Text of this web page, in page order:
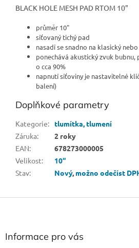
BLACK HOLE MESH PAD RTOM 10"
průměr 10"
síťovaný tichý pad
nasadí se snadno na klasický
ponechává akustický zvuk
o cca 90%
napnutí síťoviny je nastavitelné
balení)
Doplňkové parametry
Kategorie: tlumítka, tlumení
Záruka:
2 roky
EAN:
678273000005
Velikost:
10“
Stav: Nový, možno odečíst
Z
Informace pro vás